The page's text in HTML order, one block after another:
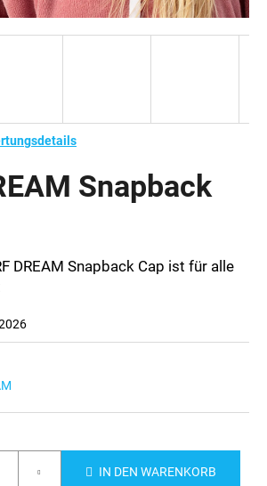
Snapback
DREAM Snapback Cap ist für alle
IN DEN WARENKORB